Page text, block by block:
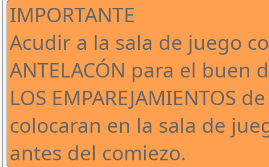
IMPORTANTE
Acudir a la sala de juego
ANTELACÓN para el buen
LOS EMPAREJAMIENTOS
colocaran en la sala de
antes del comiezo.